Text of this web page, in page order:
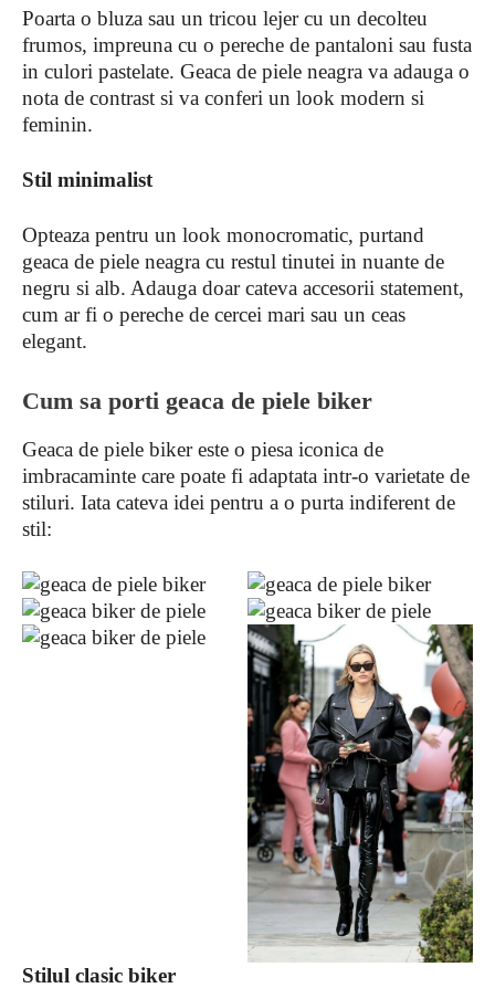
Poarta o bluza sau un tricou lejer cu un decolteu
frumos, impreuna cu o pereche de pantaloni sau fusta
in culori pastelate. Geaca de piele neagra va adauga o
nota de contrast si va conferi un look modern si
feminin.
Stil minimalist
Opteaza pentru un look monocromatic, purtand
geaca de piele neagra cu restul tinutei in nuante de
negru si alb. Adauga doar cateva accesorii statement,
cum ar fi o pereche de cercei mari sau un ceas
elegant.
Cum sa porti geaca de piele biker
Geaca de piele biker este o piesa iconica de
imbracaminte care poate fi adaptata intr-o varietate de
stiluri. Iata cateva idei pentru a o purta indiferent de
stil:
Stilul clasic biker